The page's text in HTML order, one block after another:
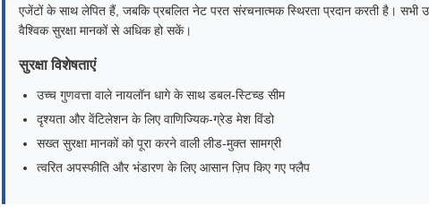
एजेंटों के साथ लेपित हैं, जबकि प्रबलित नेट परत संरचनात्मक स्थिरता प्रदान करती है। सभी
वैश्विक सुरक्षा मानकों से अधिक हो सकें।
सुरक्षा विशेषताएं
उच्च गुणवत्ता वाले नायलॉन धागे के साथ डबल-स्टिच्ड सीम
दृश्यता और वेंटिलेशन के लिए वाणिज्यिक-ग्रेड मेश विंडो
सख्त सुरक्षा मानकों को पूरा करने वाली लीड-मुक्त सामग्री
त्वरित अपस्फीति और भंडारण के लिए आसान ज़िप किए गए फ्लैप